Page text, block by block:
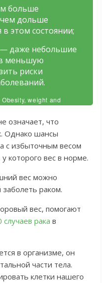
больше
дольше
в этом состоянии;
даже небольшие
меньшую
риски
Obesity, weight and
означает, что
Однако шансы
с избыточным весом
которого вес в норме.
вес можно
раком.
вес, помогают
случаев рака в
в организме, он
части тела.
клетки нашего